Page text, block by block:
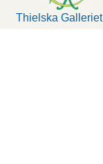
Thielska Galleriet